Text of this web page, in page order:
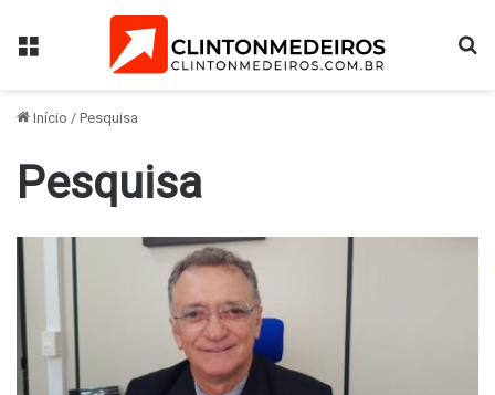
Menu
Início / Pesquisa
Pesquisa